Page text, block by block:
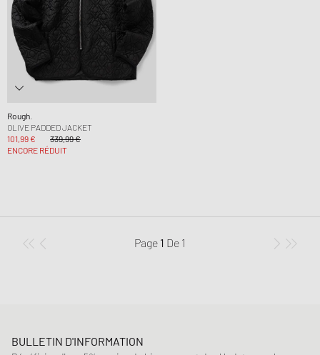
Rough.
OLIVE PADDED JACKET
101,99 €
339,99 €
ENCORE RÉDUIT
Page 1 De 1
BULLETIN D'INFORMATION